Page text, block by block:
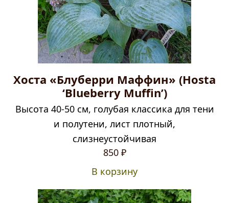
Хоста «Блуберри Маффин» (Hosta
‘Blueberry Muffin’)
Высота 40-50 см, голубая классика для тени
и полутени, лист плотный,
слизнеустойчивая
850 ₽
В корзину